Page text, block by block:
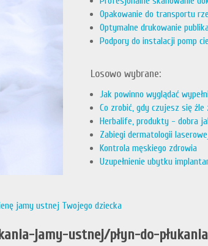
Opakowanie do transportu
Optymalne drukowanie
Podpory do instalacji pomp
Losowo wybrane:
Jak powinno wyglądać
Co zrobić, gdy czujesz się źle
Herbalife, produkty - dobra
Zabiegi dermatologii
Kontrola męskiego zdrowia
Uzupełnienie ubytku
jamy ustnej Twojego dziecka
jamy-ustnej/płyn-do-